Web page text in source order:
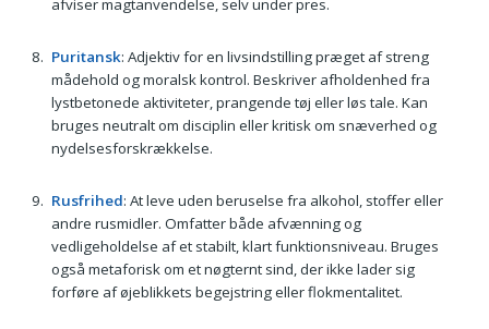
afviser magtanvendelse, selv under pres.
Puritansk: Adjektiv for en livsindstilling præget af streng
mådehold og moralsk kontrol. Beskriver afholdenhed fra
lystbetonede aktiviteter, prangende tøj eller løs tale. Kan
bruges neutralt om disciplin eller kritisk om snæverhed og
nydelsesforskrækkelse.
Rusfrihed: At leve uden beruselse fra alkohol, stoffer eller
andre rusmidler. Omfatter både afvænning og
vedligeholdelse af et stabilt, klart funktionsniveau. Bruges
også metaforisk om et nøgternt sind, der ikke lader sig
forføre af øjeblikkets begejstring eller flokmentalitet.